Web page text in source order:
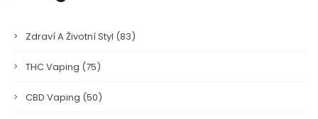
Zdraví A Životní Styl (83)
THC Vaping (75)
CBD Vaping (50)